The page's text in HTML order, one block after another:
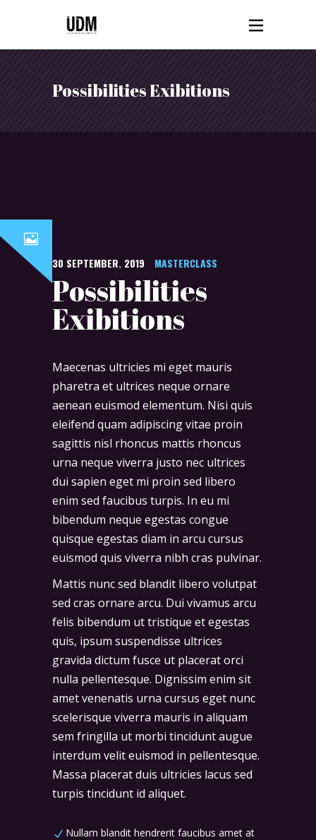
Possibilities Exibitions
30 SEPTEMBER, 2019 MASTERCLASS
Possibilities
Exibitions
Maecenas ultricies mi eget mauris
pharetra et ultrices neque ornare
aenean euismod elementum. Nisi quis
eleifend quam adipiscing vitae proin
sagittis nisl rhoncus mattis rhoncus
urna neque viverra justo nec ultrices
dui sapien eget mi proin sed libero
enim sed faucibus turpis. In eu mi
bibendum neque egestas congue
quisque egestas diam in arcu cursus
euismod quis viverra nibh cras pulvinar.
Mattis nunc sed blandit libero volutpat
sed cras ornare arcu. Dui vivamus arcu
felis bibendum ut tristique et egestas
quis, ipsum suspendisse ultrices
gravida dictum fusce ut placerat orci
nulla pellentesque. Dignissim enim sit
amet venenatis urna cursus eget nunc
scelerisque viverra mauris in aliquam
sem fringilla ut morbi tincidunt augue
interdum velit euismod in pellentesque.
Massa placerat duis ultricies lacus sed
turpis tincidunt id aliquet.
Nullam blandit hendrerit faucibus amet at